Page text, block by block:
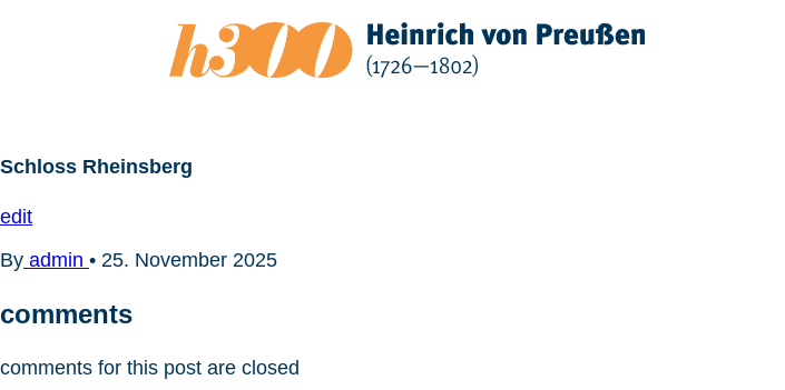
Schloss Rheinsberg
edit
By admin • 25. November 2025
comments
comments for this post are closed